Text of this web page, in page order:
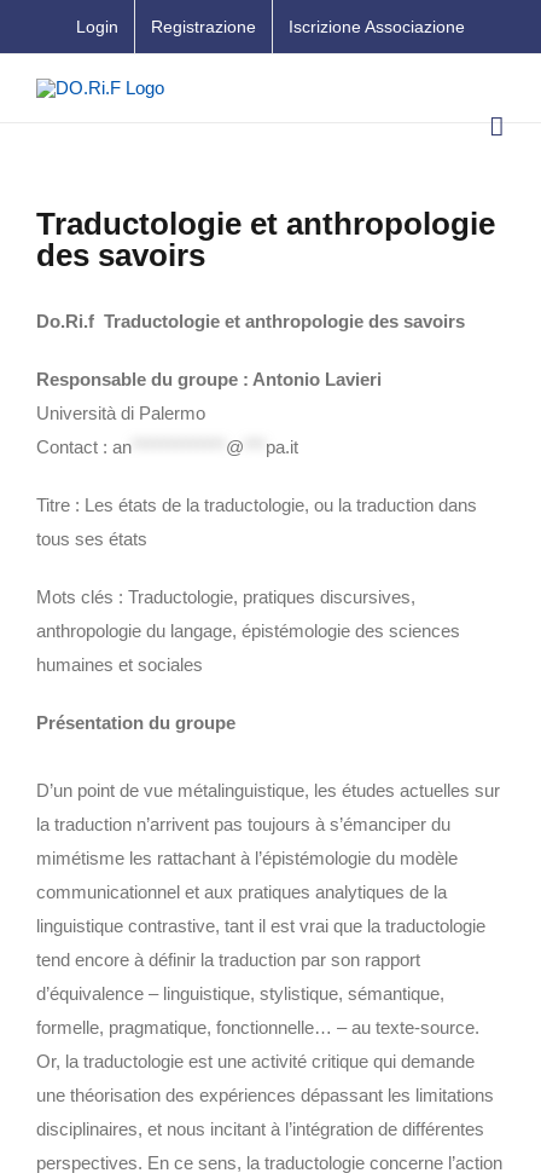
al
contenuto
Login Registrazione Iscrizione Associazione
Traductologie et anthropologie
des savoirs
Do.Ri.f Traductologie et anthropologie des savoirs
Responsable du groupe : Antonio Lavieri
Università di Palermo
Contact : an @ pa.it
Titre : Les états de la traductologie, ou la traduction dans
tous ses états
Mots clés : Traductologie, pratiques discursives,
anthropologie du langage, épistémologie des sciences
humaines et sociales
Présentation du groupe
D’un point de vue métalinguistique, les études actuelles sur
la traduction n’arrivent pas toujours à s’émanciper du
mimétisme les rattachant à l’épistémologie du modèle
communicationnel et aux pratiques analytiques de la
linguistique contrastive, tant il est vrai que la traductologie
tend encore à définir la traduction par son rapport
d’équivalence – linguistique, stylistique, sémantique,
formelle, pragmatique, fonctionnelle… – au texte-source.
Or, la traductologie est une activité critique qui demande
une théorisation des expériences dépassant les limitations
disciplinaires, et nous incitant à l’intégration de différentes
perspectives. En ce sens, la traductologie concerne l’action